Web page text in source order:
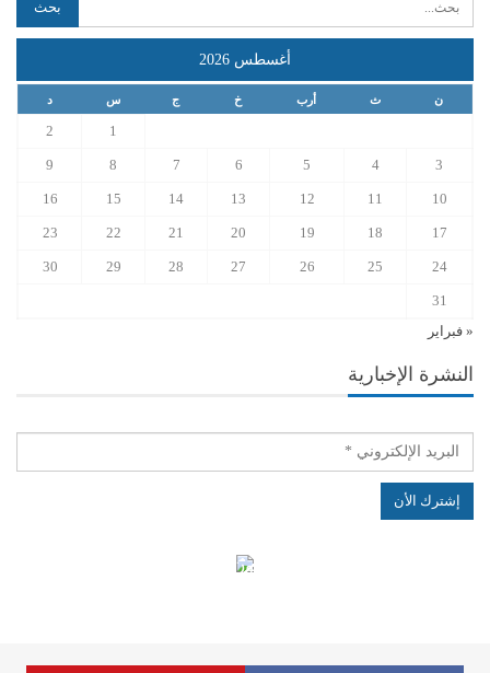
أغسطس 2026
ن ث أرب خ ج س د
1
2
3
4
5
6
7
8
9
10
11
12
13
14
15
16
17
18
19
20
21
22
23
24
25
26
27
28
29
30
31
« فبراير
النشرة الإخبارية
الهياكل الخاضعة لقانون النفاذ إلى المعلومة